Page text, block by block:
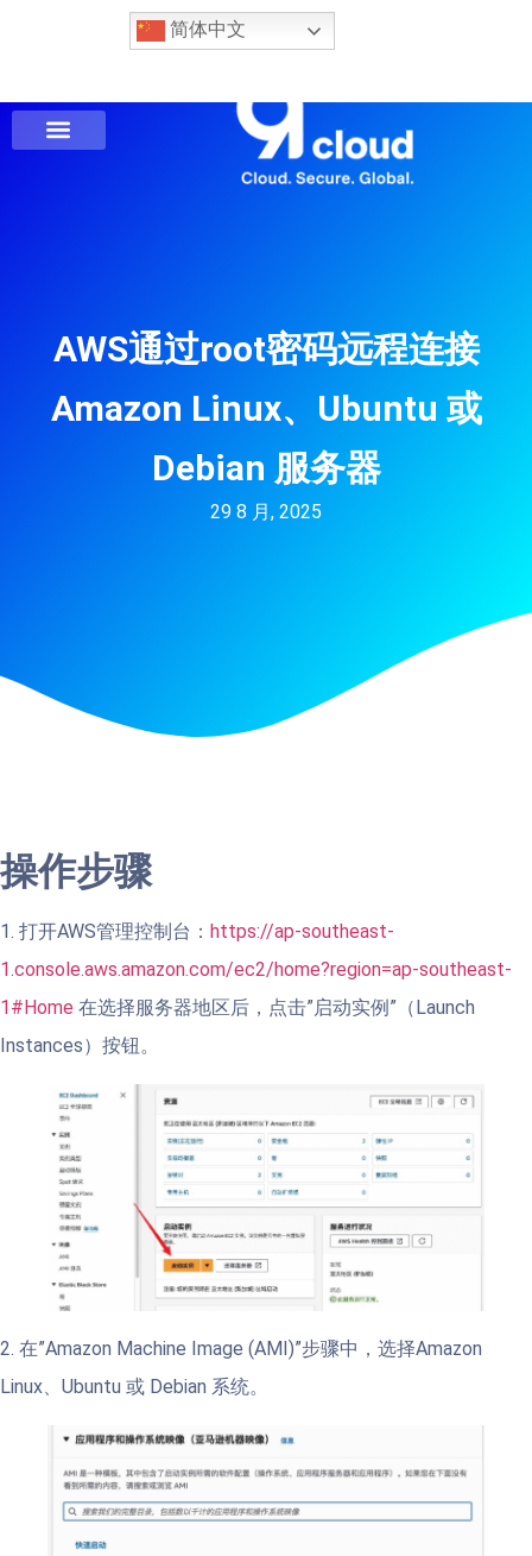
简体中文
AWS通过root密码远程连接
Amazon Linux、Ubuntu 或
Debian 服务器
29 8 月, 2025
操作步骤
1. 打开AWS管理控制台： https://ap-southeast-
1.console.aws.amazon.com/ec2/home?region=ap-southeast-
1#Home 在选择服务器地区后，点击”启动实例”（Launch
Instances）按钮。
2. 在”Amazon Machine Image (AMI)”步骤中，选择Amazon
Linux、Ubuntu 或 Debian 系统。